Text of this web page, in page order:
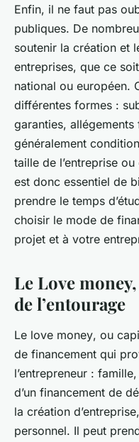
Enfin, il ne faut pas
publiques. De
soutenir la création et
entreprises, que ce
national ou européen.
différentes formes :
garanties,
généralement
taille de l’entreprise
est donc essentiel de
prendre le temps
choisir le mode de
projet et à votre
Le Love
de l’entourage
Le love money, ou
de financement qui
l’entrepreneur :
d’un financement de
la création d’entreprise
personnel. Il peut